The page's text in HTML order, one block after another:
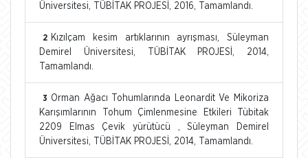
Üniversitesi, TÜBİTAK PROJESİ, 2016, Tamamlandı.
2 Kızılçam kesim artıklarının ayrışması, Süleyman
Demirel Üniversitesi, TÜBİTAK PROJESİ, 2014,
Tamamlandı.
3 Orman Ağacı Tohumlarında Leonardit Ve Mikoriza
Karışımlarının Tohum Çimlenmesine Etkileri Tübitak
2209 Elmas Çevik yürütücü , Süleyman Demirel
Üniversitesi, TÜBİTAK PROJESİ, 2014, Tamamlandı.